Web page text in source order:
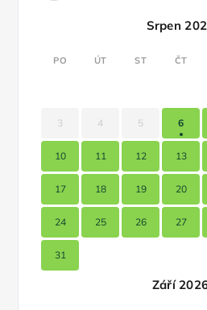
Srpen
PO ÚT ST ČT
3 4 5 6
10 11 12 13
17 18 19 20
24 25 26 27
31
Září